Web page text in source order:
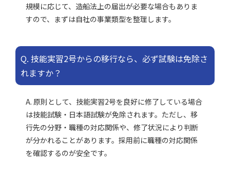
規模に応じて、造船法上の届出が必要な場合もありま
すので、まずは自社の事業類型を整理します。
Q. 技能実習2号からの移行なら、必ず試験は免除さ
れますか？
A. 原則として、技能実習2号を良好に修了している場合
は技能試験・日本語試験が免除されます。ただし、移
行先の分野・職種の対応関係や、修了状況により判断
が分かれることがあります。採用前に職種の対応関係
を確認するのが安全です。